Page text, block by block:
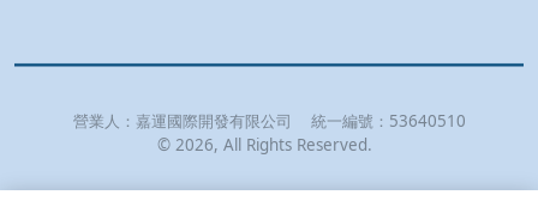
營業人： 嘉運國際開發有限公司 統一編號： 53640510
© 2026, All Rights Reserved.